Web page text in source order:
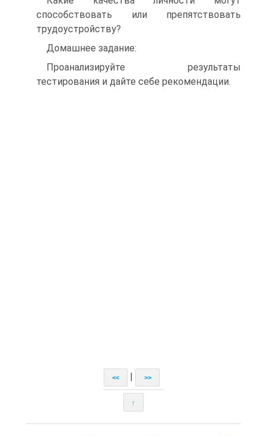
способствовать или препятствовать
трудоустройству?
Домашнее задание:
Проанализируйте результаты
тестирования и дайте себе рекомендации.
<< >>
↑